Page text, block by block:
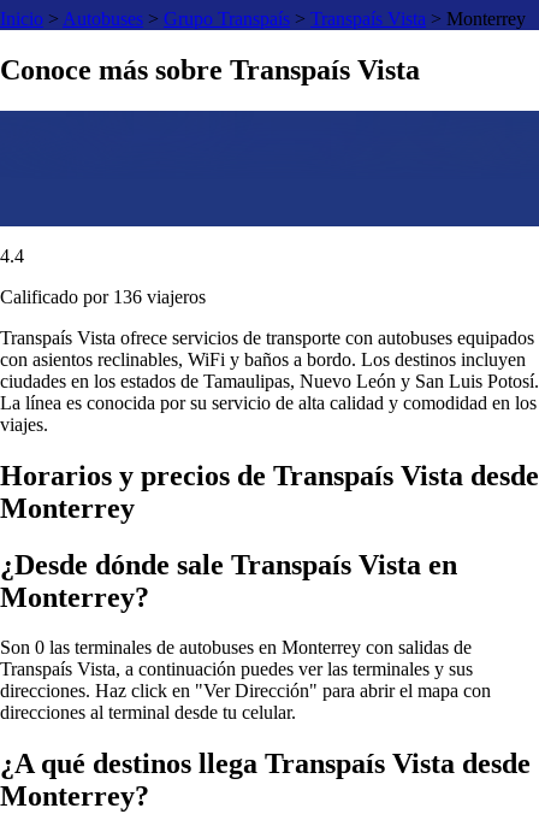
Inicio > Autobuses > Grupo Transpaís > Transpaís Vista > Monterrey
Conoce más sobre Transpaís Vista
4.4
Calificado por 136 viajeros
Transpaís Vista ofrece servicios de transporte con autobuses equipados
con asientos reclinables, WiFi y baños a bordo. Los destinos incluyen
ciudades en los estados de Tamaulipas, Nuevo León y San Luis Potosí.
La línea es conocida por su servicio de alta calidad y comodidad en los
viajes.
Horarios y precios de Transpaís Vista desde
Monterrey
¿Desde dónde sale Transpaís Vista en
Monterrey?
Son 0 las terminales de autobuses en Monterrey con salidas de
Transpaís Vista, a continuación puedes ver las terminales y sus
direcciones. Haz click en "Ver Dirección" para abrir el mapa con
direcciones al terminal desde tu celular.
¿A qué destinos llega Transpaís Vista desde
Monterrey?